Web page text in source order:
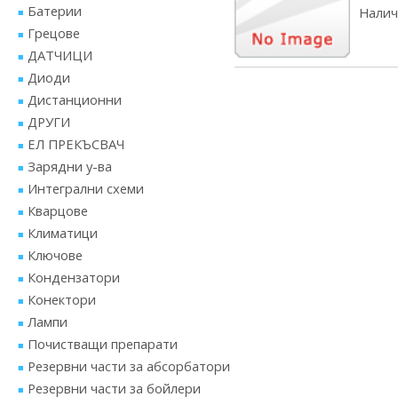
Батерии
Грецове
ДАТЧИЦИ
Диоди
Дистанционни
ДРУГИ
ЕЛ ПРЕКЪСВАЧ
Зарядни у-ва
Интегрални схеми
Кварцове
Климатици
Ключове
Кондензатори
Конектори
Лампи
Почистващи препарати
Резервни части за абсорбатори
Резервни части за бойлери